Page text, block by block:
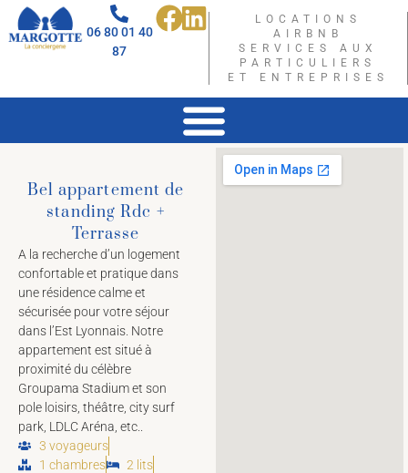
06 80 01 40
87
LOCATIONS
AIRBNB
SERVICES AUX
PARTICULIERS
ET ENTREPRISES
Bel appartement de
standing Rdc +
Terrasse
A la recherche d’un logement
confortable et pratique dans
une résidence calme et
sécurisée pour votre séjour
dans l’Est Lyonnais. Notre
appartement est situé à
proximité du célèbre
Groupama Stadium et son
pole loisirs, théâtre, city surf
park, LDLC Aréna, etc..
3 voyageurs
1 chambres
2 lits